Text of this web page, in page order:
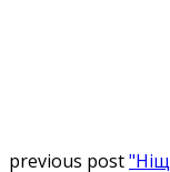
previous post